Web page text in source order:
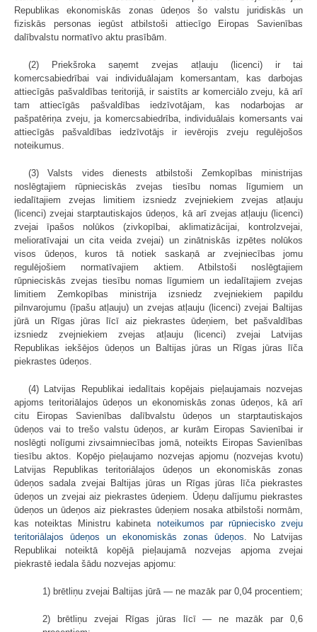
Republikas ekonomiskās zonas ūdeņos šo valstu juridiskās un
fiziskās personas iegūst atbilstoši attiecīgo Eiropas Savienības
dalībvalstu normatīvo aktu prasībām.
(2) Priekšroka saņemt zvejas atļauju (licenci) ir tai
komercsabiedrībai vai individuālajam komersantam, kas darbojas
attiecīgās pašvaldības teritorijā, ir saistīts ar komerciālo zveju, kā arī
tam attiecīgās pašvaldības iedzīvotājam, kas nodarbojas ar
pašpatēriņa zveju, ja komercsabiedrība, individuālais komersants vai
attiecīgās pašvaldības iedzīvotājs ir ievērojis zveju regulējošos
noteikumus.
(3) Valsts vides dienests atbilstoši Zemkopības ministrijas
noslēgtajiem rūpnieciskās zvejas tiesību nomas līgumiem un
iedalītajiem zvejas limitiem izsniedz zvejniekiem zvejas atļauju
(licenci) zvejai starptautiskajos ūdeņos, kā arī zvejas atļauju (licenci)
zvejai īpašos nolūkos (zivkopībai, aklimatizācijai, kontrolzvejai,
melioratīvajai un cita veida zvejai) un zinātniskās izpētes nolūkos
visos ūdeņos, kuros tā notiek saskaņā ar zvejniecības jomu
regulējošiem normatīvajiem aktiem. Atbilstoši noslēgtajiem
rūpnieciskās zvejas tiesību nomas līgumiem un iedalītajiem zvejas
limitiem Zemkopības ministrija izsniedz zvejniekiem papildu
pilnvarojumu (īpašu atļauju) un zvejas atļauju (licenci) zvejai Baltijas
jūrā un Rīgas jūras līcī aiz piekrastes ūdeņiem, bet pašvaldības
izsniedz zvejniekiem zvejas atļauju (licenci) zvejai Latvijas
Republikas iekšējos ūdeņos un Baltijas jūras un Rīgas jūras līča
piekrastes ūdeņos.
(4) Latvijas Republikai iedalītais kopējais pieļaujamais nozvejas
apjoms teritoriālajos ūdeņos un ekonomiskās zonas ūdeņos, kā arī
citu Eiropas Savienības dalībvalstu ūdeņos un starptautiskajos
ūdeņos vai to trešo valstu ūdeņos, ar kurām Eiropas Savienībai ir
noslēgti nolīgumi zivsaimniecības jomā, noteikts Eiropas Savienības
tiesību aktos. Kopējo pieļaujamo nozvejas apjomu (nozvejas kvotu)
Latvijas Republikas teritoriālajos ūdeņos un ekonomiskās zonas
ūdeņos sadala zvejai Baltijas jūras un Rīgas jūras līča piekrastes
ūdeņos un zvejai aiz piekrastes ūdeņiem. Ūdeņu dalījumu piekrastes
ūdeņos un ūdeņos aiz piekrastes ūdeņiem nosaka atbilstoši normām,
kas noteiktas Ministru kabineta noteikumos par rūpniecisko zveju
teritoriālajos ūdeņos un ekonomiskās zonas ūdeņos. No Latvijas
Republikai noteiktā kopējā pieļaujamā nozvejas apjoma zvejai
piekrastē iedala šādu nozvejas apjomu:
1) brētliņu zvejai Baltijas jūrā — ne mazāk par 0,04 procentiem;
2) brētliņu zvejai Rīgas jūras līcī — ne mazāk par 0,6